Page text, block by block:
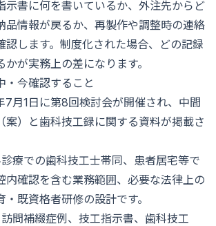
示書に何を書いているか、外注先からど
品情報が戻るか、再製作や調整時の連絡
認します。制度化された場合、どの記録
が実務上の差になります。
・今確認すること
月1日に第8回検討会が開催され、中間
案）と歯科技工録に関する資料が掲載さ
療での歯科技工士帯同、患者居宅等で
内確認を含む業務範囲、必要な法律上の
・既資格者研修の設計です。
問補綴症例、技工指示書、歯科技工